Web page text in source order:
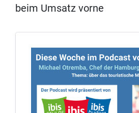
beim Umsatz vorne